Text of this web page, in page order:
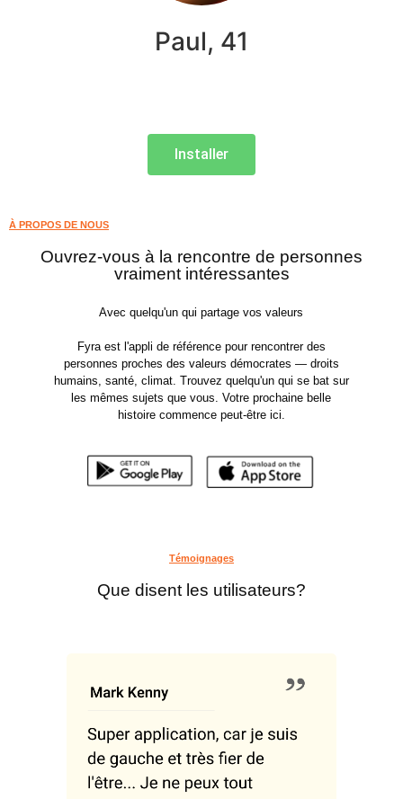
Paul, 41
Installer
À PROPOS DE NOUS
Ouvrez-vous à la rencontre de personnes
vraiment intéressantes
Avec quelqu'un qui partage vos valeurs
Fyra est l'appli de référence pour rencontrer des
personnes proches des valeurs démocrates — droits
humains, santé, climat. Trouvez quelqu'un qui se bat sur
les mêmes sujets que vous. Votre prochaine belle
histoire commence peut-être ici.
Témoignages
Que disent les utilisateurs?